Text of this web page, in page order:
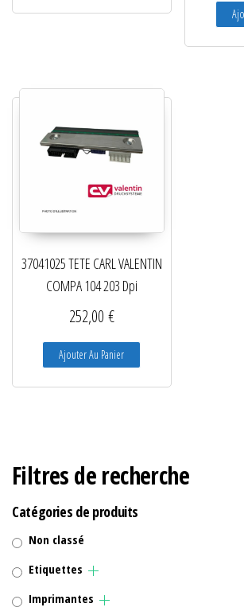
37041025 TETE CARL VALENTIN
COMPA 104 203 Dpi
252,00 €
Ajouter Au Panier
Filtres de recherche
Catégories de produits
Non classé
Etiquettes
Imprimantes